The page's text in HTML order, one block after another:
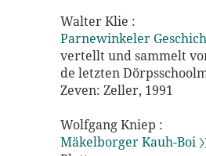
Walter Klie :
Parnewinkeler
vertellt und sammelt
de letzten
Zeven: Zeller, 1991
Wolfgang Kniep :
Mäkelborger Kauh-Boi